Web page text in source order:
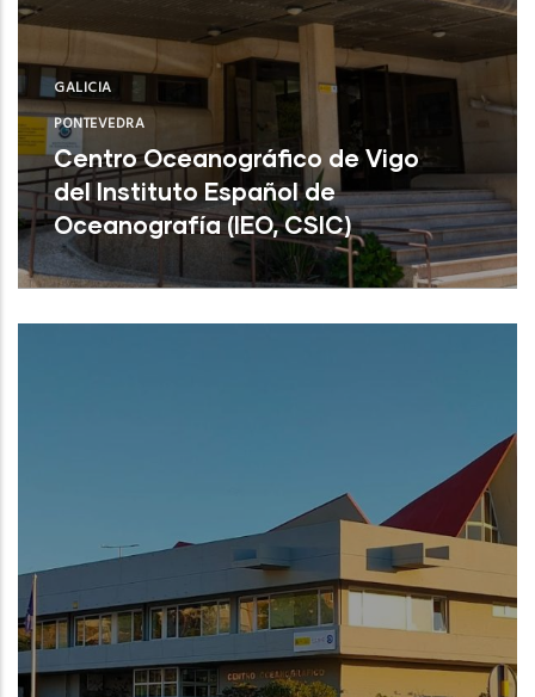
GALICIA
PONTEVEDRA
Centro Oceanográfico de Vigo
del Instituto Español de
Oceanografía (IEO, CSIC)
Centro Oceanográfico de Vigo del
Instituto Español de Oceanografía (IEO,